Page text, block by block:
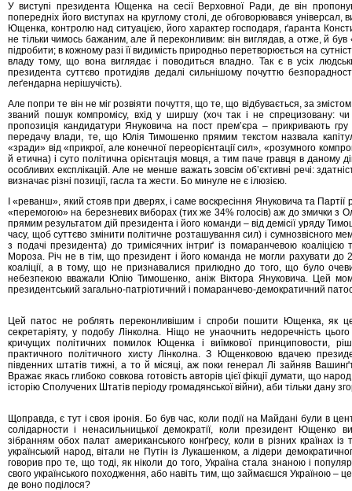
У виступі президента Ющенка на сесії Верховної Ради, де він
попередніх його виступах на круглому столі, де обговорювався універсал,
Ющенка, контролю над ситуацією, його характер господаря, ґаранта
не тільки чимось бажаним, але й переконливим: він виглядав, а отже, й
підробити; в кожному разі її видимість природньо перетворюється на
владу тому, що вона виглядає і поводиться владно. Так є в усіх
президента суттєво протидіяв дедалі сильнішому почуттю
леґендарна нерішучість).
Але попри те він не міг розвіяти почуття, що те, що відбувається, за
званий пошук компромісу, вхід у ширшу (хоч так і не спрецизовану:
пропозиція кандидатури Януковича на пост прем’єра – прикривають
передачу влади, те, що Юлія Тимошенко прямим текстом назвала
«зради» від «прикрої, але конечної переорієнтації сил», «розумного
й етична) і суто політична орієнтація мовця, а тим паче гравця в даному
особливих експлікацій. Але не менше важать зовсім об’єктивні речі:
визначає різні позиції, гасла та жести. Бо минуле не є ілюзією.
І «реванш», який стояв при дверях, і саме воскресіння Януковича та Партії
«перемогою» на березневих виборах (тих же 34% голосів) аж до змички з
прямим результатом дій президента і його команди – від демісії уряду
часу, щоб суттєво змінити політичне розташування сил) і сумнозвісного
з подачі президента) до тримісячних інтриґ із помаранчевою коаліцією
Мороза. Річ не в тім, що президент і його команда не могли рахувати
коаліції, а в тому, що не признавалися прилюдно до того, що було
небезпекою вважали Юлію Тимошенко, аніж Віктора Януковича. Цей
президентський загально-патріотичний і помаранчево-демократичний
Цей патос не роблять переконливішим і спроби пошити Ющенка, як це
секретаріяту, у подобу Лінколна. Ніщо не унаочнить недоречність
кричущих політичних помилок Ющенка і виїмкової принциповости,
практичного політичного хисту Лінколна. З Ющенковою вдачею
південних штатів тижні, а то й місяці, аж поки генерал Лі зайняв
Вражає якась глибоко совкова готовість авторів цієї фікції думати, що
історію Сполучених Штатів періоду громадянської війни), аби тільки дану
Щоправда, є тут і своя іронія. Бо був час, коли події на Майдані були в
солідарности і ненасильницької демократії, коли президент Ющенко
зібранням обох палат американського конґресу, коли в різних країнах
український народ, вітали не Путін із Лукашенком, а лідери
говорив про те, що тоді, як ніколи до того, Україна стала знаною і
свого українського походження, або навіть тим, що займаєшся Україною –
де воно поділося?